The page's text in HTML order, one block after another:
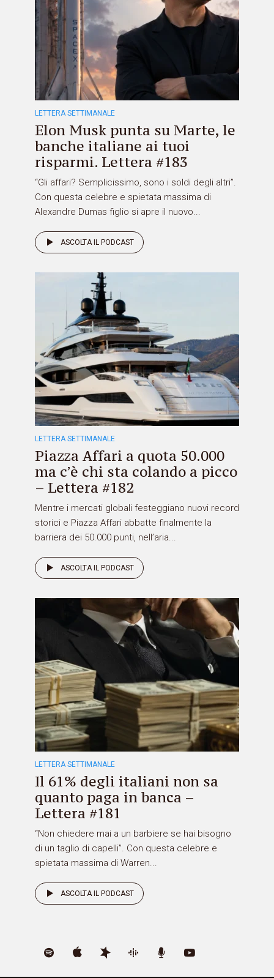
LETTERA SETTIMANALE
Elon Musk punta su Marte, le
banche italiane ai tuoi
risparmi. Lettera #183
“Gli affari? Semplicissimo, sono i soldi degli altri”.
Con questa celebre e spietata massima di
Alexandre Dumas figlio si apre il nuovo...
ASCOLTA IL PODCAST
LETTERA SETTIMANALE
Piazza Affari a quota 50.000
ma c’è chi sta colando a picco
– Lettera #182
Mentre i mercati globali festeggiano nuovi record
storici e Piazza Affari abbatte finalmente la
barriera dei 50.000 punti, nell’aria...
ASCOLTA IL PODCAST
LETTERA SETTIMANALE
Il 61% degli italiani non sa
quanto paga in banca –
Lettera #181
“Non chiedere mai a un barbiere se hai bisogno
di un taglio di capelli”. Con questa celebre e
spietata massima di Warren...
ASCOLTA IL PODCAST